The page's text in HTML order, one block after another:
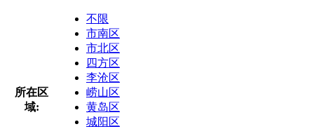
所在区
域:
不限
市南区
市北区
四方区
李沧区
崂山区
黄岛区
城阳区